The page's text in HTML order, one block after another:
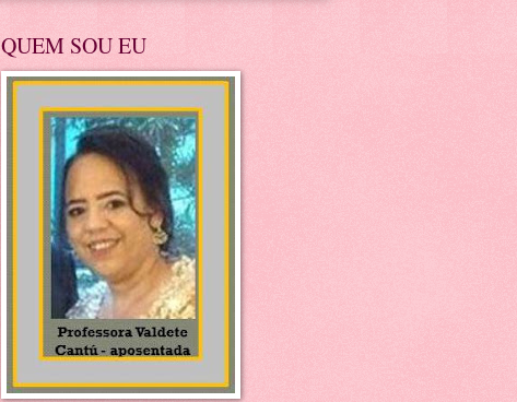
QUEM SOU EU